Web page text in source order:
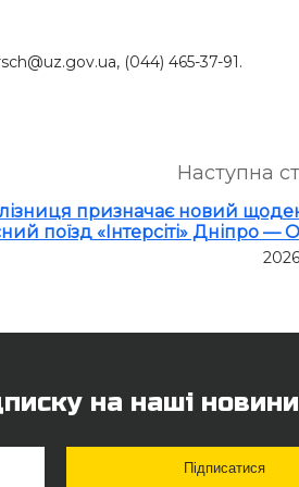
(044) 465-37-91.
Наступна
призначає новий
поїзд «Інтерсіті» Дніпро —
на наші новини